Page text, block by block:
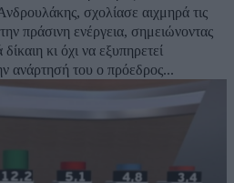
σχολίασε αιχμηρά τις
πράσινη ενέργεια, σημειώνοντας
δίκαιη κι όχι να εξυπηρετεί
συμφέροντα. Στην ανάρτησή του ο πρόεδρος...